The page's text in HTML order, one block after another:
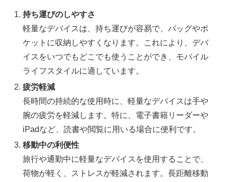
持ち運びのしやすさ
軽量なデバイスは、持ち運びが容易で、バッグやポ
ケットに収納しやすくなります。これにより、デバ
イスをいつでもどこでも使うことができ、モバイル
ライフスタイルに適しています。
疲労軽減
長時間の持続的な使用時に、軽量なデバイスは手や
腕の疲労を軽減します。特に、電子書籍リーダーや
iPadなど、読書や閲覧に用いる場合に便利です。
移動中の利便性
旅行や通勤中に軽量なデバイスを使用することで、
荷物が軽く、ストレスが軽減されます。長距離移動